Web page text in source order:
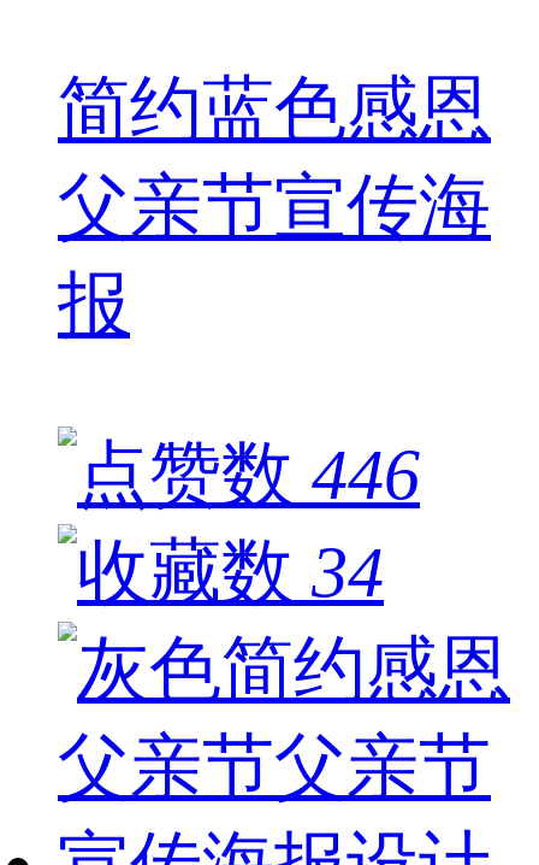
简约蓝色感恩
父亲节宣传海
报
446
34